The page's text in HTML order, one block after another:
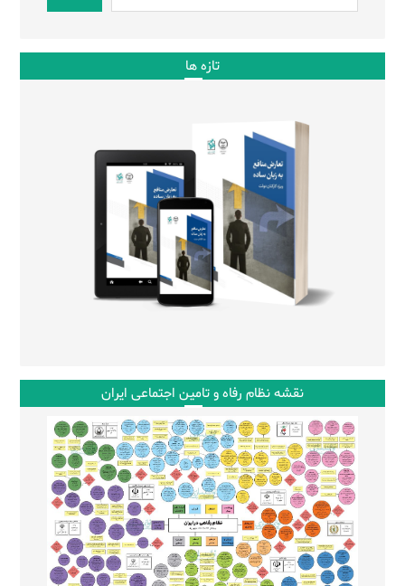
تازه ها
نقشه نظام رفاه و تامین اجتماعی ایران